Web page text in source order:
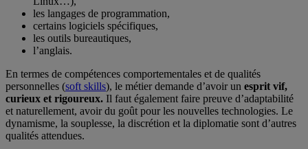
les langages de programmation,
certains logiciels spécifiques,
les outils bureautiques,
l’anglais.
En termes de compétences comportementales et de qualités
personnelles (soft skills), le métier demande d’avoir un esprit vif,
curieux et rigoureux. Il faut également faire preuve d’adaptabilité
et naturellement, avoir du goût pour les nouvelles technologies. Le
dynamisme, la souplesse, la discrétion et la diplomatie sont d’autres
qualités attendues.